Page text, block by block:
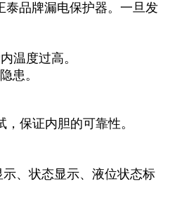
泰品牌漏电保护器。一旦发
温度过高。
患。
保证内胆的可靠性。
、状态显示、液位状态标